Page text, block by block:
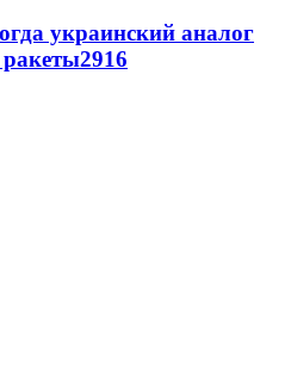
украинский аналог
ракеты2916